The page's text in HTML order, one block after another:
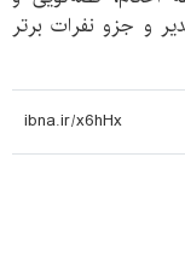
و جزو نفرات برتر